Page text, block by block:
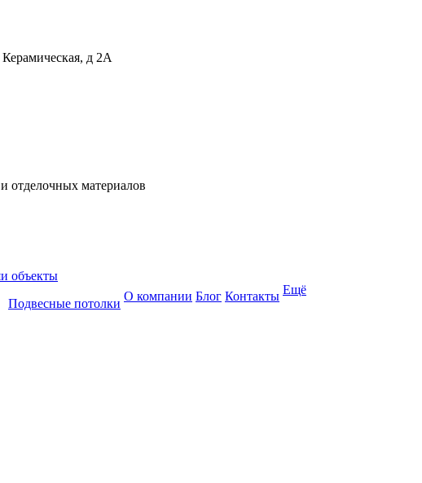
д 2А
отделочных материалов
объекты
Подвесные потолки
О компании Блог Контакты Ещё